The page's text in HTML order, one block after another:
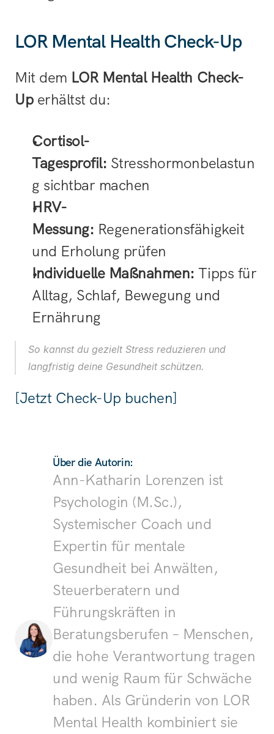
LOR Mental Health Check-Up
Mit dem LOR Mental Health Check-
Up erhältst du:
Cortisol-
Tagesprofil: Stresshormonbelastun
g sichtbar machen
HRV-
Messung: Regenerationsfähigkeit
und Erholung prüfen
Individuelle Maßnahmen: Tipps für
Alltag, Schlaf, Bewegung und
Ernährung
So kannst du gezielt Stress reduzieren und
langfristig deine Gesundheit schützen.
[Jetzt Check-Up buchen]
Über die Autorin:
Ann-Katharin Lorenzen ist
Psychologin (M.Sc.),
Systemischer Coach und
Expertin für mentale
Gesundheit bei Anwälten,
Steuerberatern und
Führungskräften in
Beratungsberufen – Menschen,
die hohe Verantwortung tragen
und wenig Raum für Schwäche
haben. Als Gründerin von LOR
Mental Health kombiniert sie